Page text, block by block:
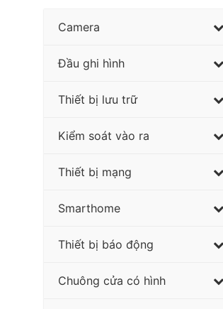
Camera
Đầu ghi hình
Thiết bị lưu trữ
Kiểm soát vào ra
Thiết bị mạng
Smarthome
Thiết bị báo động
Chuông cửa có hình